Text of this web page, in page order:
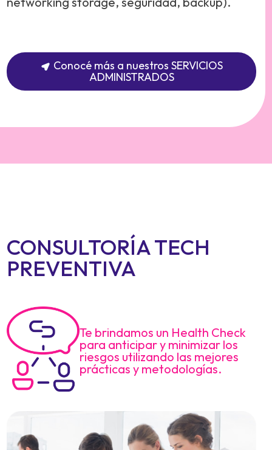
Conocé más a nuestros SERVICIOS
ADMINISTRADOS
CONSULTORÍA TECH
PREVENTIVA
Te brindamos un Health Check
para anticipar y minimizar los
riesgos utilizando las mejores
prácticas y metodologías.